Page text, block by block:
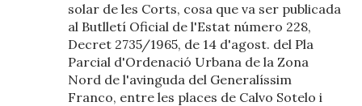
solar de les Corts, cosa que va ser publicada
al Butlletí Oficial de l'Estat número 228,
Decret 2735/1965, de 14 d'agost. del Pla
Parcial d'Ordenació Urbana de la Zona
Nord de l'avinguda del Generalíssim
Franco, entre les places de Calvo Sotelo i